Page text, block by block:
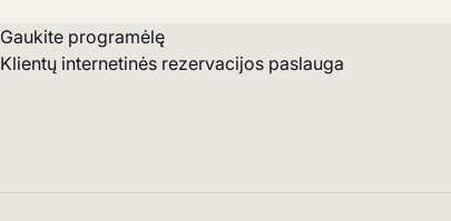
Gaukite programėlę
Klientų internetinės rezervacijos paslauga